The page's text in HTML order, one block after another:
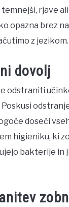
rjave
opazna brez
z jezikom.
dovolj
odstraniti
doseči
higieniku, ki
bakterije in